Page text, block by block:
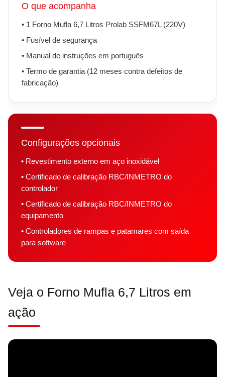
O que acompanha
• 1 Forno Mufla 6,7 Litros Prolab SSFM67L (220V)
• Fusível de segurança
• Manual de instruções em português
• Termo de garantia (12 meses contra defeitos de
fabricação)
Configurações opcionais
• Revestimento externo em aço inoxidável
• Certificado de calibração RBC/INMETRO do
controlador
• Certificado de calibração RBC/INMETRO do
equipamento
• Controladores de rampas e patamares com saída
para software
Veja o Forno Mufla 6,7 Litros em
ação